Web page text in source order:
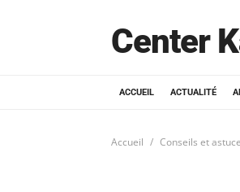
Center
ACCUEIL ACTUALITÉ
Accueil Conseils et